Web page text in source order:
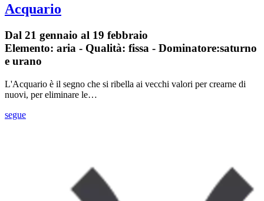
Acquario
Dal 21 gennaio al 19 febbraio
Elemento: aria - Qualità: fissa - Dominatore:saturno
e urano
L'Acquario è il segno che si ribella ai vecchi valori per crearne di
nuovi, per eliminare le…
segue